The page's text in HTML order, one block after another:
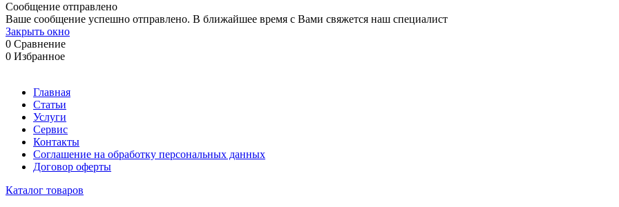
Сообщение отправлено
Ваше сообщение успешно отправлено. В ближайшее время с Вами свяжется наш специалист
Закрыть окно
0 Сравнение
0 Избранное
Главная
Статьи
Услуги
Сервис
Контакты
Соглашение на обработку персональных данных
Договор оферты
Каталог товаров